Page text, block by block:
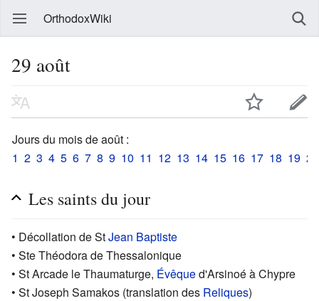
OrthodoxWiki
29 août
Jours du mois de août :
1 2 3 4 5 6 7 8 9 10 11 12 13 14 15 16 17 18 19 20
Les saints du jour
• Décollation de StJean Baptiste
• Ste Théodora de Thessalonique
• St Arcade le Thaumaturge, Évêqued'Arsinoé à Chypre
• St Joseph Samakos (translation des Reliques)